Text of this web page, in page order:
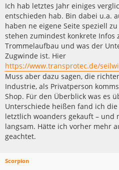
i
r
a
g
Ich hab letztes Jahr einiges
entschieden hab. Bin dabei u.a.
haben ne eigene Seite speziell
stehen zumindest konkrete Infos
Trommelaufbau und was der
Zugwinde ist. Hier
https://www.transprotec.de/
Muss aber dazu sagen, die
Industrie, als Privatperson
Shop. Für den Überblick was es
Unterschiede heißen fand ich
letztlich woanders gekauft – und
langsam. Hätte ich vorher mehr
geachtet.
Scorpion